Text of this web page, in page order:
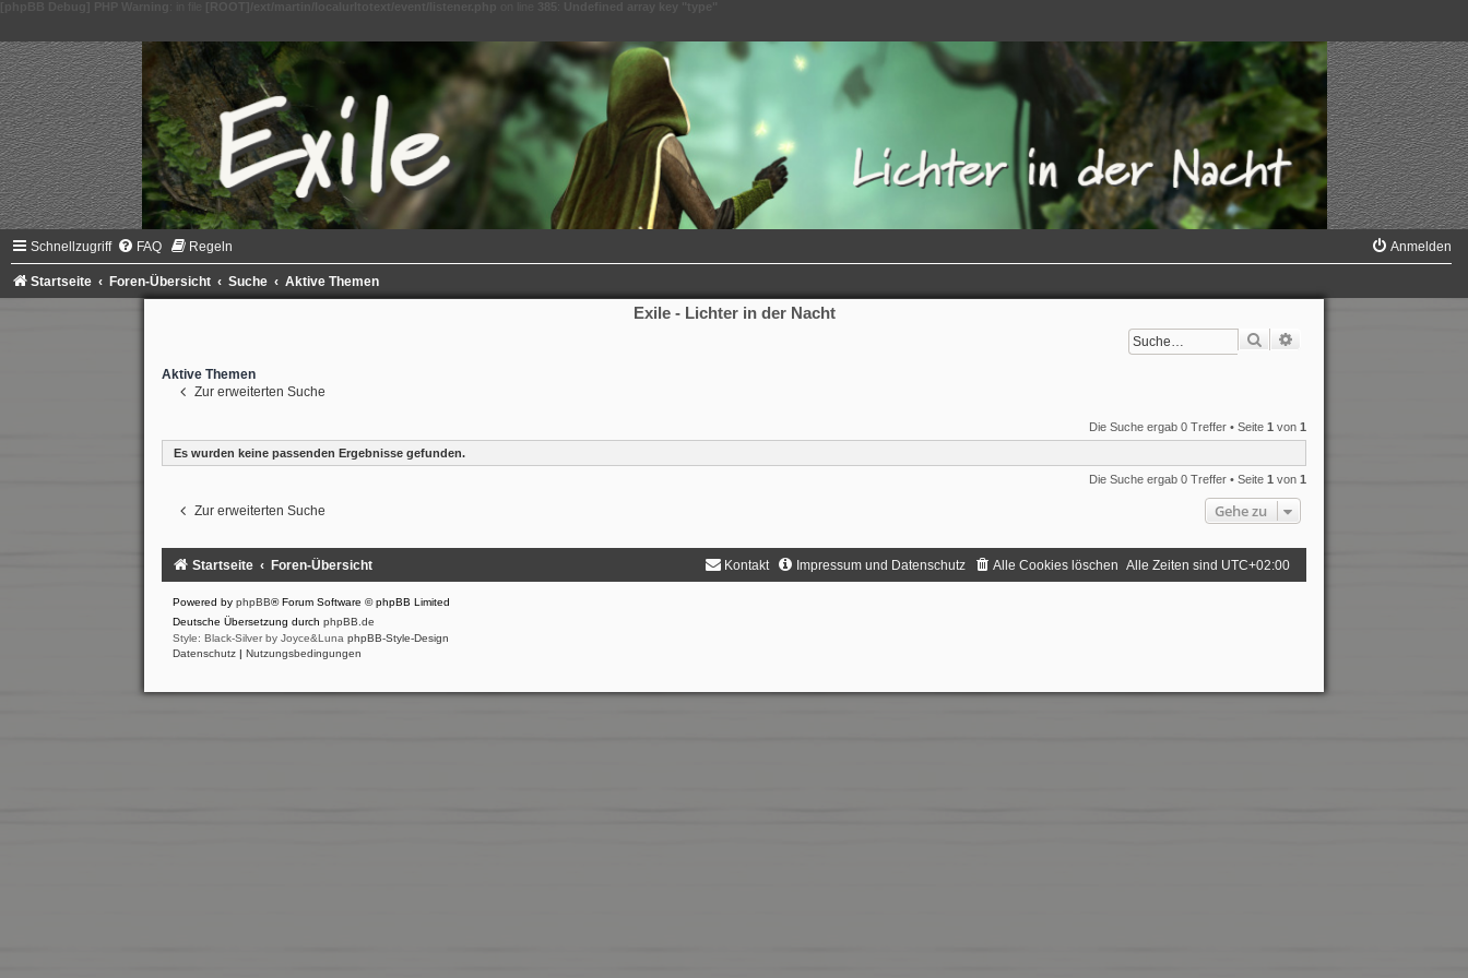
Schnellzugriff FAQ Regeln Anmelden
Startseite Foren-Übersicht Suche Aktive Themen
Exile - Lichter in der Nacht
Suche
Aktive Themen
Zur erweiterten Suche
Die Suche ergab 0 Treffer • Seite1 von1
Es wurden keine passenden Ergebnisse gefunden.
Die Suche ergab 0 Treffer • Seite1 von1
Zur erweiterten Suche Gehe zu
Startseite Foren-Übersicht Alle Zeiten sind UTC+02:00
Alle Cookies löschen
Impressum und Datenschutz
Kontakt
Powered by phpBB® Forum Software © phpBB Limited
Deutsche Übersetzung durch phpBB.de
Style: Black-Silver by Joyce&Luna phpBB-Style-Design
Datenschutz | Nutzungsbedingungen